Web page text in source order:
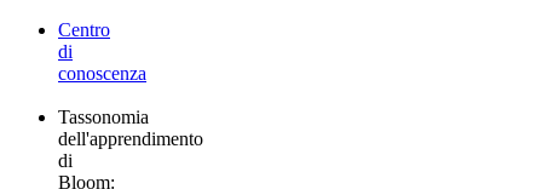
Centro
di
conoscenza
Tassonomia
dell'apprendimento
di
Bloom: